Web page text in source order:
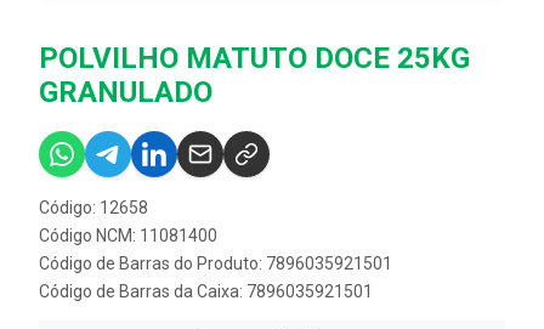
POLVILHO MATUTO DOCE 25KG
GRANULADO
Código: 12658
Código NCM: 11081400
Código de Barras do Produto: 7896035921501
Código de Barras da Caixa: 7896035921501